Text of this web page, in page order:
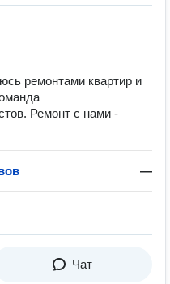
ремонтами квартир и
Ремонт с нами -
—
Чат